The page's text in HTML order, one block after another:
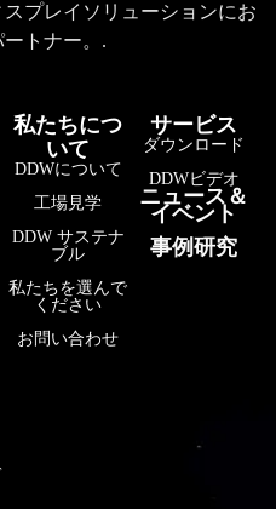
プレイソリューションにお
トナー。.
私たちにつ
いて
DDWについて
工場見学
DDW サステナ
ブル
私たちを選んで
ください
お問い合わせ
サービス
ダウンロード
DDWビデオ
ニュース＆
イベント
事例研究
Bahasa Indonesia
हिन्दी
فارسی